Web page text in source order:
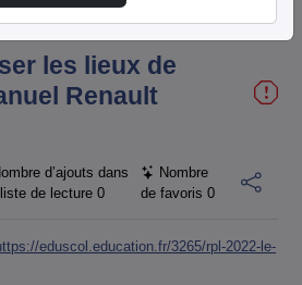
/ Durée
58:09:069 Chargé
0.00%
dans
l'image
écran
les lieux de
Renault
d’ajouts dans
de lecture0
Nombre
de favoris 0
eduscol.education.fr/3265/rpl-2022-le-